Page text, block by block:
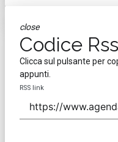
close
Codice Rss
Clicca sul pulsante per
appunti.
RSS link